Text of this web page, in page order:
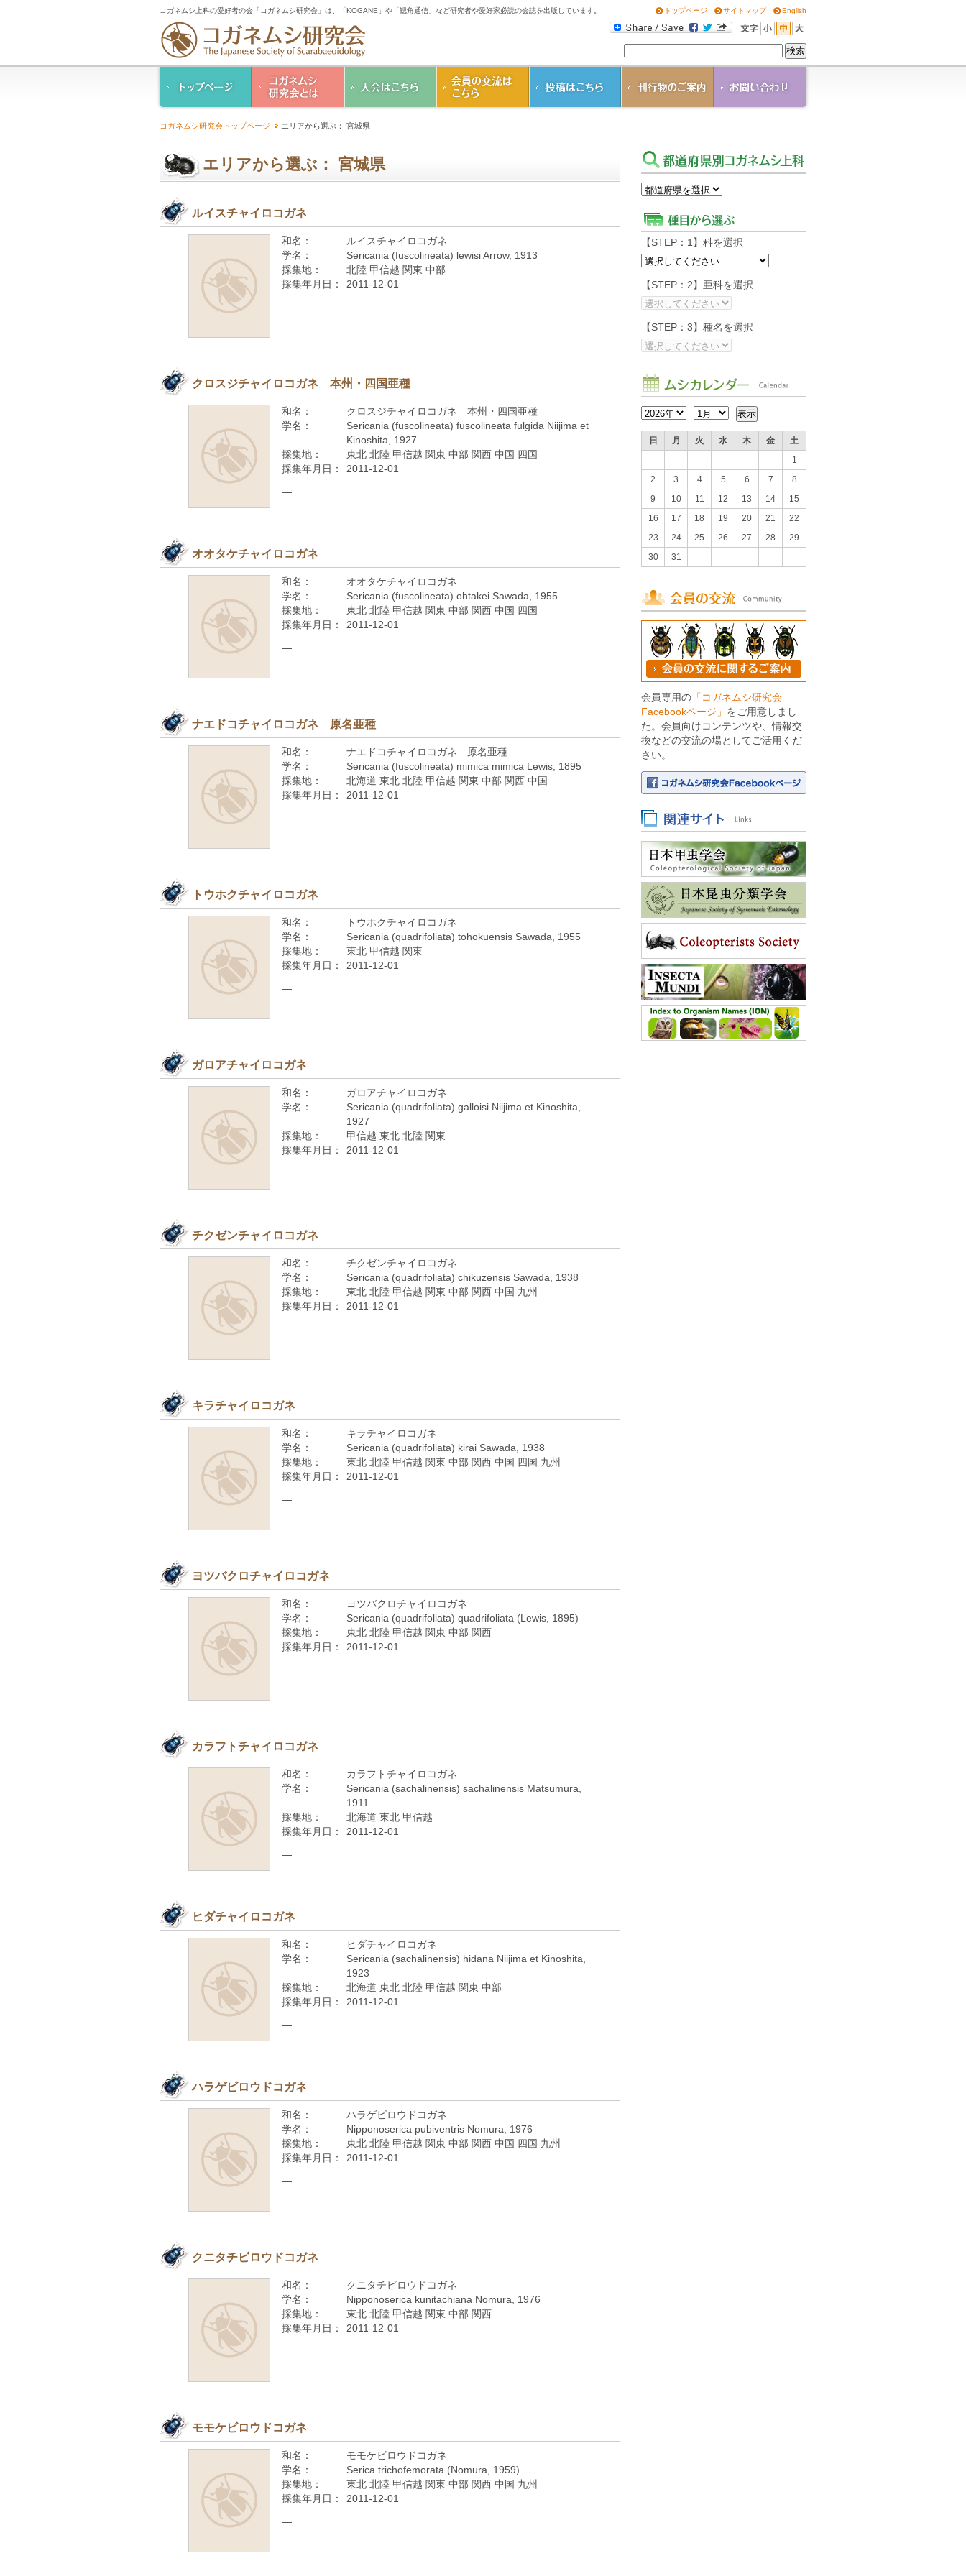
コガネムシ上科の愛好者の会「コガネムシ研究会」は、「KOGANE」や「鰓角通信」など研究者や愛好家必読の会誌を出版しています。 トップページ サイトマップ English
ご案内
幹事紹介
その他の刊行物
ダウンロード
コガネムシ研究会トップページ エリアから選ぶ： 宮城県
エリアから選ぶ： 宮城県
ルイスチャイロコガネ
和名：
ルイスチャイロコガネ
学名：
Sericania (fuscolineata) lewisi Arrow, 1913
採集地：
北陸 甲信越 関東 中部
採集年月日：
2011-12-01
—
クロスジチャイロコガネ 本州・四国亜種
和名：
クロスジチャイロコガネ 本州・四国亜種
学名：
Sericania (fuscolineata) fuscolineata fulgida Niijima et
Kinoshita, 1927
採集地：
東北 北陸 甲信越 関東 中部 関西 中国 四国
採集年月日：
2011-12-01
—
オオタケチャイロコガネ
和名：
オオタケチャイロコガネ
学名：
Sericania (fuscolineata) ohtakei Sawada, 1955
採集地：
東北 北陸 甲信越 関東 中部 関西 中国 四国
採集年月日：
2011-12-01
—
ナエドコチャイロコガネ 原名亜種
和名：
ナエドコチャイロコガネ 原名亜種
学名：
Sericania (fuscolineata) mimica mimica Lewis, 1895
採集地：
北海道 東北 北陸 甲信越 関東 中部 関西 中国
採集年月日：
2011-12-01
—
トウホクチャイロコガネ
和名：
トウホクチャイロコガネ
学名：
Sericania (quadrifoliata) tohokuensis Sawada, 1955
採集地：
東北 甲信越 関東
採集年月日：
2011-12-01
—
ガロアチャイロコガネ
和名：
ガロアチャイロコガネ
学名：
Sericania (quadrifoliata) galloisi Niijima et Kinoshita,
1927
採集地：
甲信越 東北 北陸 関東
採集年月日：
2011-12-01
—
チクゼンチャイロコガネ
和名：
チクゼンチャイロコガネ
学名：
Sericania (quadrifoliata) chikuzensis Sawada, 1938
採集地：
東北 北陸 甲信越 関東 中部 関西 中国 九州
採集年月日：
2011-12-01
—
キラチャイロコガネ
和名：
キラチャイロコガネ
学名：
Sericania (quadrifoliata) kirai Sawada, 1938
採集地：
東北 北陸 甲信越 関東 中部 関西 中国 四国 九州
採集年月日：
2011-12-01
—
ヨツバクロチャイロコガネ
和名：
ヨツバクロチャイロコガネ
学名：
Sericania (quadrifoliata) quadrifoliata (Lewis, 1895)
採集地：
東北 北陸 甲信越 関東 中部 関西
採集年月日：
2011-12-01
カラフトチャイロコガネ
和名：
カラフトチャイロコガネ
学名：
Sericania (sachalinensis) sachalinensis Matsumura,
1911
採集地：
北海道 東北 甲信越
採集年月日：
2011-12-01
—
ヒダチャイロコガネ
和名：
ヒダチャイロコガネ
学名：
Sericania (sachalinensis) hidana Niijima et Kinoshita,
1923
採集地：
北海道 東北 北陸 甲信越 関東 中部
採集年月日：
2011-12-01
—
ハラゲビロウドコガネ
和名：
ハラゲビロウドコガネ
学名：
Nipponoserica pubiventris Nomura, 1976
採集地：
東北 北陸 甲信越 関東 中部 関西 中国 四国 九州
採集年月日：
2011-12-01
—
クニタチビロウドコガネ
和名：
クニタチビロウドコガネ
学名：
Nipponoserica kunitachiana Nomura, 1976
採集地：
東北 北陸 甲信越 関東 中部 関西
採集年月日：
2011-12-01
—
モモケビロウドコガネ
和名：
モモケビロウドコガネ
学名：
Serica trichofemorata (Nomura, 1959)
採集地：
東北 北陸 甲信越 関東 中部 関西 中国 九州
採集年月日：
2011-12-01
—
【STEP：1】科を選択
【STEP：2】亜科を選択
【STEP：3】種名を選択
日 月 火 水 木 金
土
1
2
3 4 5 6 7
8
9
10 11 12 13 14
15
16
17 18 19 20 21
22
23
24 25 26 27 28
29
30
31
会員専用の 「コガネムシ研究会
Facebookページ」 をご用意しまし
た。会員向けコンテンツや、情報交
換などの交流の場としてご活用くだ
さい。